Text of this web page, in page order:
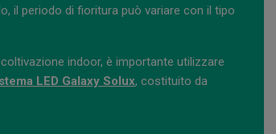
il periodo di fioritura può variare con il tipo
indoor, è importante utilizzare
LED Galaxy Solux, costituito da